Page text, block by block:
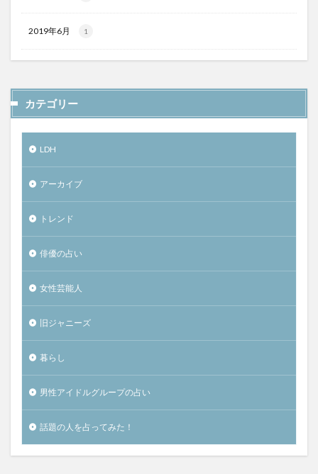
2019年6月 1
カテゴリー
LDH
アーカイブ
トレンド
俳優の占い
女性芸能人
旧ジャニーズ
暮らし
男性アイドルグループの占い
話題の人を占ってみた！